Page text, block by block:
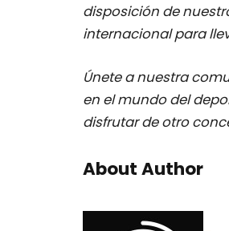
disposición de
internacional para
Únete a nuestra
en el mundo del
disfrutar de otro
About Author